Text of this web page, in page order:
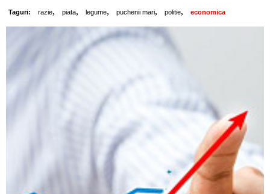
Taguri: razie, piata, legume, puchenii mari, politie, economica